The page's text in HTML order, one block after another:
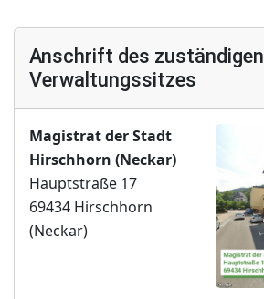
Anschrift des zuständigen
Verwaltungssitzes
Magistrat der Stadt
Hirschhorn (Neckar)
Hauptstraße 17
69434 Hirschhorn
(Neckar)